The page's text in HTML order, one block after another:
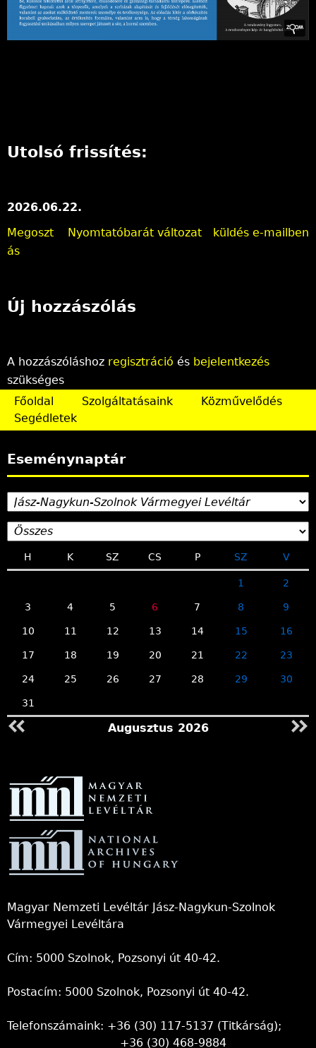
Utolsó frissítés:
2026.06.22.
Nyomtatóbarát változat
küldés e-mailben
Megoszt
ás
Új hozzászólás
A hozzászóláshoz regisztráció és bejelentkezés
szükséges
Főoldal
Szolgáltatásaink
Közművelődés
Segédletek
Eseménynaptár
H K SZ CS P SZ V
1 2
3 4 5 6 7 8 9
10 11 12 13 14 15 16
17 18 19 20 21 22 23
24 25 26 27 28 29 30
31
Augusztus 2026
Magyar Nemzeti Levéltár Jász-Nagykun-Szolnok
Vármegyei Levéltára
Cím: 5000 Szolnok, Pozsonyi út 40-42.
Postacím: 5000 Szolnok, Pozsonyi út 40-42.
Telefonszámaink: +36 (30) 117-5137 (Titkárság);
+36 (30) 468-9884